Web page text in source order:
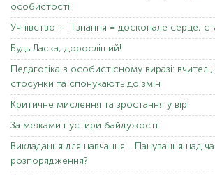
особистості
Учнівство + Пізнання = досконале серце,
Будь Ласка, доросліший!
Педагогіка в особистісному виразі:
стосунки та спонукають до змін
Критичне мислення та зростання у вірі
За межами пустири байдужості
Викладання для навчання - Панування над
розпорядження?